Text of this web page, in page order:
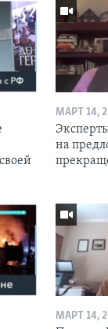
МАРТ 14,
на
МАРТ 14,